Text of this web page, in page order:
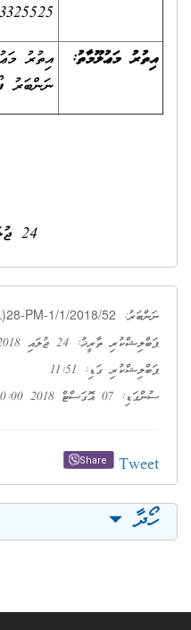
3325525 އެވެ.
އިތުރު މަޢުލޫމާތު:
ނަންބަރު
24 ޖުލައި 2018
ނަންބަރު: PM-1/1/2018/52
ޕަބްލިޝްކުރި ތާރީޚު: 24 ޖުލައި 2018
ޕަބްލިޝްކުރި ގަޑި: 11:51
ސުންގަޑި: 07 އޮގަސްޓް 2018 00:00
Tweet
Share
ހޯދާ